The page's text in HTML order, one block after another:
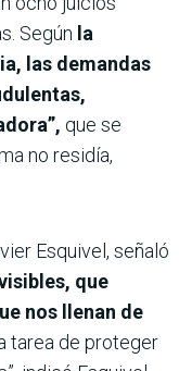
Según la
las demandas
que se
no residía,
Esquivel, señaló
que
nos llenan de
tarea de proteger